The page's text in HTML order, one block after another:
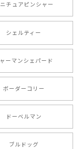
【 自然に囲まれた ポメラニアン 】マグカップ 犬 ペット うちの子 犬グッズ ギフト プレゼント 母の日
（17歳）で亡くな
ったので、注文し
チュアピンシャー
シェルティー
ーマンシェパード
ボーダーコリー
ドーベルマン
ブルドッグ